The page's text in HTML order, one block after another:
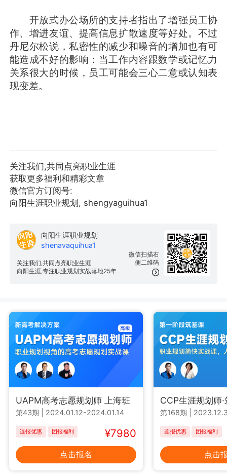
开放式办公场所的支持者指出了增强员工协
作、增进友谊、提高信息扩散速度等好处。不过
丹尼尔松说，私密性的减少和噪音的增加也有可
能造成不好的影响：当工作内容跟数学或记忆力
关系很大的时候，员工可能会三心二意或认知表
现变差。
关注我们,共同点亮职业生涯
获取更多福利和精彩文章
微信官方订阅号:
向阳生涯职业规划, shengyaguihua1
微信扫描右
侧二维码
向阳生涯职业规划
shenavaquihua1
关注我们,共同点亮职业生涯
向阳生涯,专注职业规划实战落地25年
UAPM高考志愿规划师 上海班
第43期 2024.01.12-2024.01.14
连报优惠 团报福利 ¥7980
点击报名
CCP生涯规划师
第168期
连报优惠 团报福利
点击